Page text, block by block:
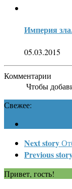
Империя
05.03.2015
Комментарии
Чтобы
Свежее:
Next story
Previous
Привет, гость!